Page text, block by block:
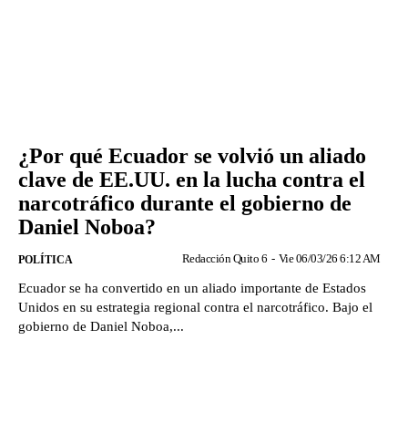
¿Por qué Ecuador se volvió un aliado
clave de EE.UU. en la lucha contra el
narcotráfico durante el gobierno de
Daniel Noboa?
POLÍTICA Redacción Quito 6 - Vie 06/03/26 6:12 AM
Ecuador se ha convertido en un aliado importante de Estados
Unidos en su estrategia regional contra el narcotráfico. Bajo el
gobierno de Daniel Noboa,...